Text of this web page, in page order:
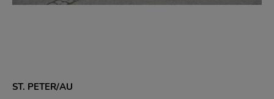
ST. PETER/AU